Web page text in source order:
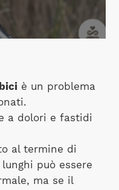
è un problema
a dolori e fastidi
al termine di
può essere
ma se il